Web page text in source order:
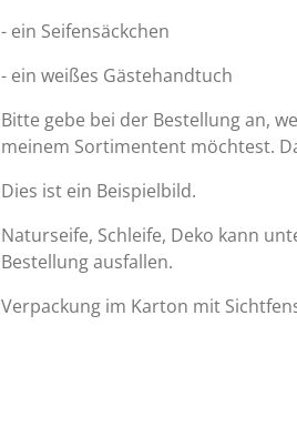
- ein Seifensäckchen
- ein weißes Gästehandtuch
Bitte gebe bei der Bestellung an,
meinem Sortimentent möchtest.
Dies ist ein Beispielbild.
Naturseife, Schleife, Deko kann
Bestellung ausfallen.
Verpackung im Karton mit